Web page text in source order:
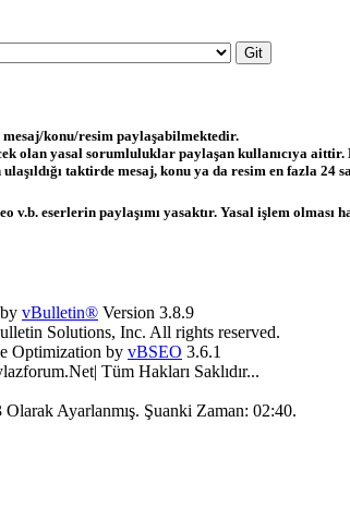
mesaj/konu/resim paylaşabilmektedir.
olan yasal sorumluluklar paylaşan kullanıcıya
taktirde mesaj, konu ya da resim en fazla 24
v.b. eserlerin paylaşımı yasaktır. Yasal işlem
vBulletin® Version 3.8.9
Solutions, Inc. All rights reserved.
Optimization by vBSEO 3.6.1
Tüm Hakları Saklıdır...
Ayarlanmış. Şuanki Zaman: 02:40.